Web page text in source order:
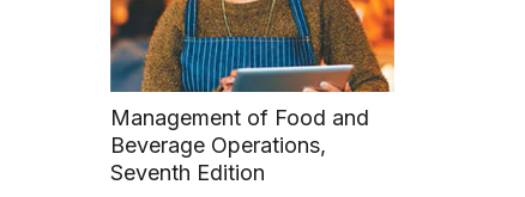
Management of Food and
Beverage Operations,
Seventh Edition